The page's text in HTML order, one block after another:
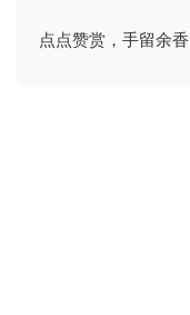
点点赞赏，手留余香